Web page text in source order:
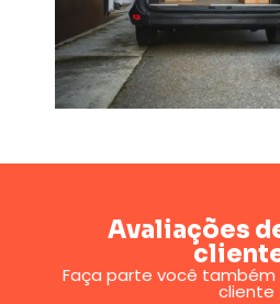
Avaliações
Faça parte você também
cliente